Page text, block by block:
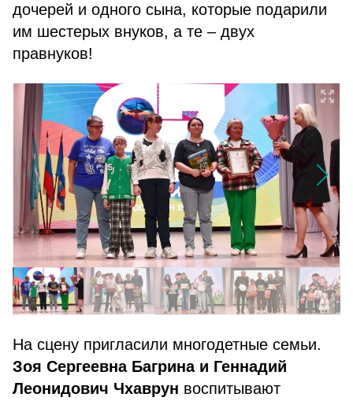
дочерей и одного сына, которые подарили
им шестерых внуков, а те – двух
правнуков!
На сцену пригласили многодетные семьи.
Зоя Сергеевна Багрина и Геннадий
Леонидович Чхаврун воспитывают